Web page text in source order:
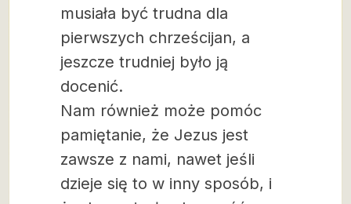
musiała być trudna dla
pierwszych chrześcijan, a
jeszcze trudniej było ją
docenić.
Nam również może pomóc
pamiętanie, że Jezus jest
zawsze z nami, nawet jeśli
dzieje się to w inny sposób, i